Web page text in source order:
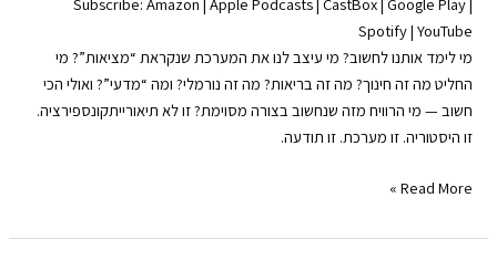
Amazon
Google Play
YouTube
RSS FEED
SHARE
LINK
Spotify| YouTube
מי לימד אותנו לחשוב? מי עיצב לנו את המערכת שנקראת “מציאות”? מי
החליט מה זה חינוך? מה זה בריאות? מה זה נורמלי? ומה “מדעי”? ואולי הכי
חשוב — מי הרוויח מזה שנחשוב בצורה מסוימת? זו לא תיאורייתקונספירציה.
זו היסטוריה. זו מערכת. זו תודעה.
שליטה
|
Read More »